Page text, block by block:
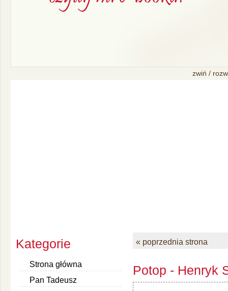
zwiń /
Kategorie
Strona główna
Pan Tadeusz
« poprzednia strona
Potop - Henryk